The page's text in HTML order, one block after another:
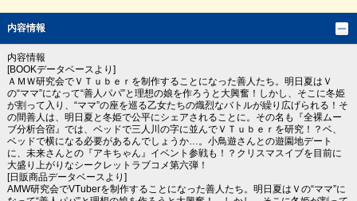
内容情報
内容情報
[BOOKデータベースより]
ＡＭＷ研究会でＶＴｕｂｅｒを制作することになった善人たち。明日夏はＶ
の“ママ”になって“善人パパ”と理想の娘を作ろうと大興奮！しかし、そこに冬姫
が割って入り、“ママ”の座を巡る乙女たちの熾烈なバトルが繰り広げられる！そ
の間善人は、明日夏と冬姫で公平にシェアされることに。その名も『全裸ムー
ブ分析合宿』では、ベッドで三人川の字に並んでＶＴｕｂｅｒを研究！？ベ、
ベッドで横になる必要があるんでしょうか…。小鳥遊さんとの遊園地デート
に、未来さんとの『アキちゃん』イベント参戦も！？クリスマスイブを目前に
大盛り上がりなシークレットラブコメ第六弾！
[日販商品データベースより]
AMW研究会でVTuberを制作することになった善人たち。明日夏はＶの“ママ”に